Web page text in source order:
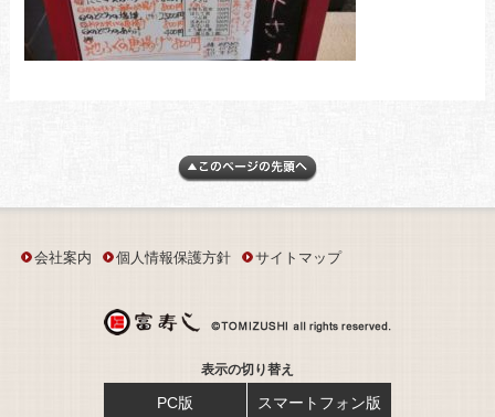
会社案内 個人情報保護方針 サイトマップ
表示の切り替え
PC版 スマートフォン版